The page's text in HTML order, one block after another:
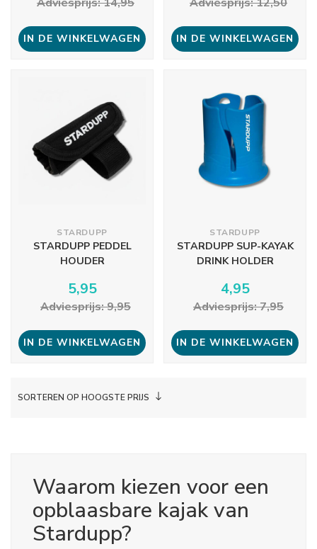
IN DE WINKELWAGEN IN DE WINKELWAGEN
STARDUPP
STARDUPP PEDDEL
HOUDER
5,95
Adviesprijs: 9,95
IN DE WINKELWAGEN
STARDUPP
STARDUPP SUP-KAYAK
DRINK HOLDER
4,95
Adviesprijs: 7,95
IN DE WINKELWAGEN
SORTEREN OP HOOGSTE PRIJS
Waarom kiezen voor een
opblaasbare kajak van
Stardupp?